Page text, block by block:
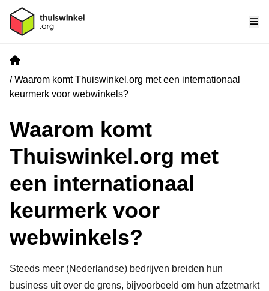
Home
Waarom komt Thuiswinkel.org met een internationaal
keurmerk voor webwinkels?
Waarom komt
Thuiswinkel.org met
een internationaal
keurmerk voor
webwinkels?
Steeds meer (Nederlandse) bedrijven breiden hun
business uit over de grens, bijvoorbeeld om hun afzetmarkt